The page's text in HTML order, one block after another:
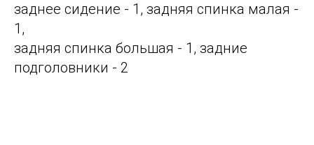
заднее сидение - 1, задняя спинка малая -
1,
задняя спинка большая - 1, задние
подголовники - 2